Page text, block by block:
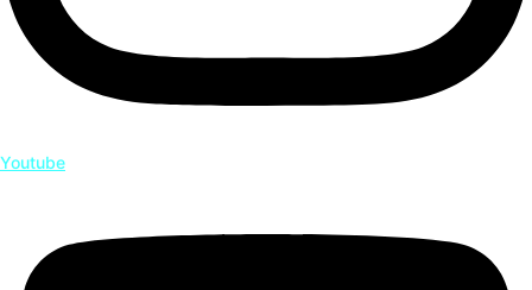
Youtube